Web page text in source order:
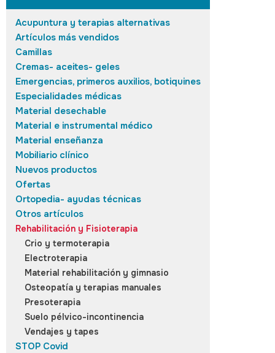
Acupuntura y terapias alternativas
Artículos más vendidos
Camillas
Cremas- aceites- geles
Emergencias, primeros auxilios, botiquines
Especialidades médicas
Material desechable
Material e instrumental médico
Material enseñanza
Mobiliario clínico
Nuevos productos
Ofertas
Ortopedia- ayudas técnicas
Otros artículos
Rehabilitación y Fisioterapia
Crio y termoterapia
Electroterapia
Material rehabilitación y gimnasio
Osteopatía y terapias manuales
Presoterapia
Suelo pélvico-incontinencia
Vendajes y tapes
STOP Covid